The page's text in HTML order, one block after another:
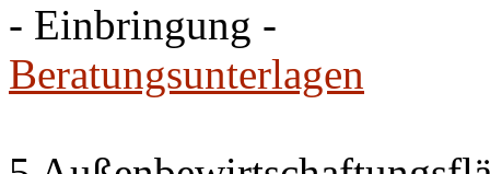
- Einbringung -
Beratungsunterlagen